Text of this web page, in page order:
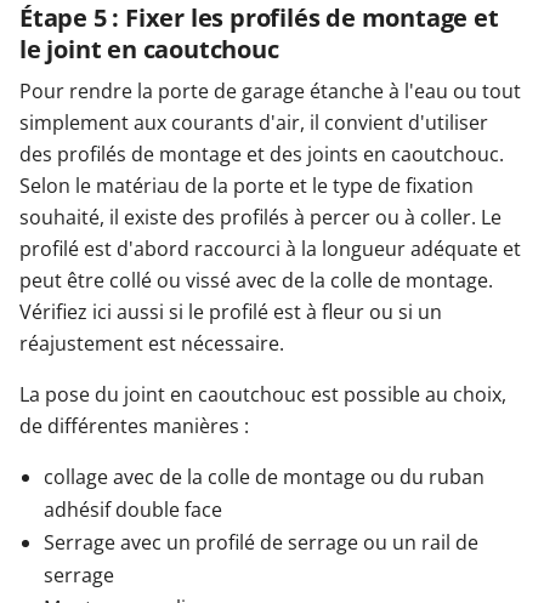
Étape 5 : Fixer les profilés de montage et
le joint en caoutchouc
Pour rendre la porte de garage étanche à l'eau ou tout
simplement aux courants d'air, il convient d'utiliser
des profilés de montage et des joints en caoutchouc.
Selon le matériau de la porte et le type de fixation
souhaité, il existe des profilés à percer ou à coller. Le
profilé est d'abord raccourci à la longueur adéquate et
peut être collé ou vissé avec de la colle de montage.
Vérifiez ici aussi si le profilé est à fleur ou si un
réajustement est nécessaire.
La pose du joint en caoutchouc est possible au choix,
de différentes manières :
collage avec de la colle de montage ou du ruban
adhésif double face
Serrage avec un profilé de serrage ou un rail de
serrage